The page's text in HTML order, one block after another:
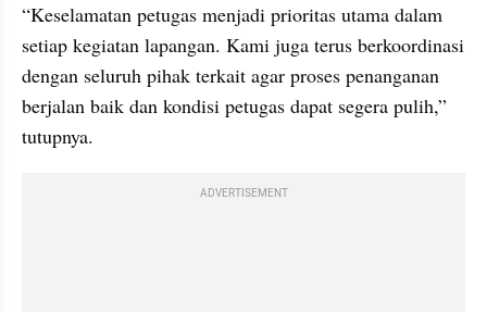
“Keselamatan petugas menjadi prioritas utama dalam
setiap kegiatan lapangan. Kami juga terus berkoordinasi
dengan seluruh pihak terkait agar proses penanganan
berjalan baik dan kondisi petugas dapat segera pulih,”
tutupnya.
ADVERTISEMENT